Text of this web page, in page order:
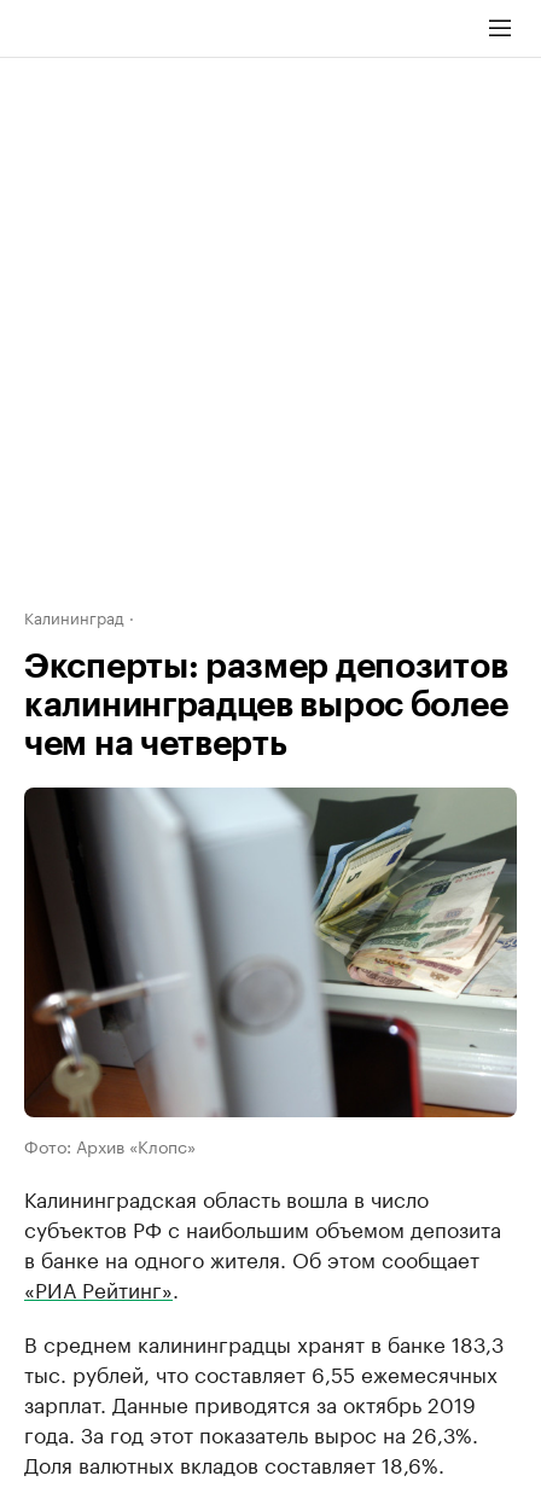
Калининград
Эксперты: размер депозитов
калининградцев вырос более
чем на четверть
Фото: Архив «Клопс»
Калининградская область вошла в число
субъектов РФ с наибольшим объемом депозита
в банке на одного жителя. Об этом сообщает
«РИА Рейтинг»
В среднем калининградцы хранят в банке 183,3
тыс. рублей, что составляет 6,55 ежемесячных
зарплат. Данные приводятся за октябрь 2019
года. За год этот показатель вырос на 26,3%.
Доля валютных вкладов составляет 18,6%.